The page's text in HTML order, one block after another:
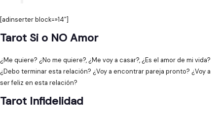
[adinserter block=»14″]
Tarot Si o NO Amor
¿Me quiere? ¿No me quiere?, ¿Me voy a casar?, ¿Es el amor de mi vida?
¿Debo terminar esta relación? ¿Voy a encontrar pareja pronto? ¿Voy a
ser feliz en esta relación?
Tarot Infidelidad